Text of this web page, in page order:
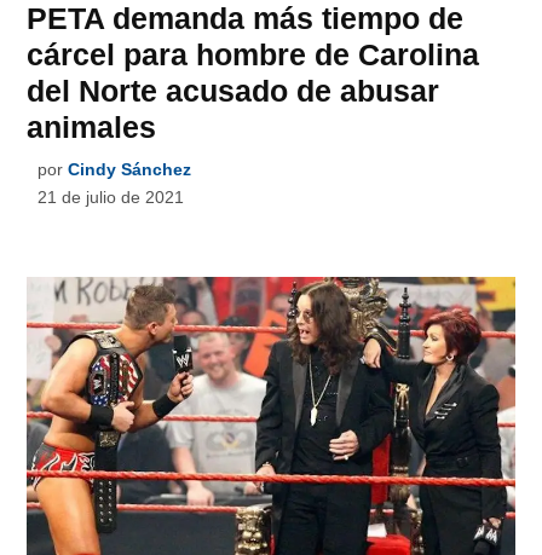
PETA demanda más tiempo de
cárcel para hombre de Carolina
del Norte acusado de abusar
animales
por Cindy Sánchez
21 de julio de 2021